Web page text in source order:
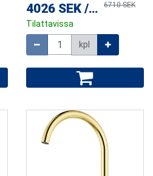
4026 SEK / kpl6710 SEK
Tilattavissa
kpl